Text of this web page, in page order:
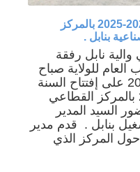
إفتتاح السنة التكوينية الجديدة 2024-2025 بالمركز
بنابل .
نابل رفقة
العام للولاية صباح
اليوم الخميس 19 سبتمبر 2024 على إفتتاح السنة
التكوينية الجديدة 2024-2025 بالمركز القطاعي
السيد المدير
بنابل . قدم مدير
حول المركز الذي